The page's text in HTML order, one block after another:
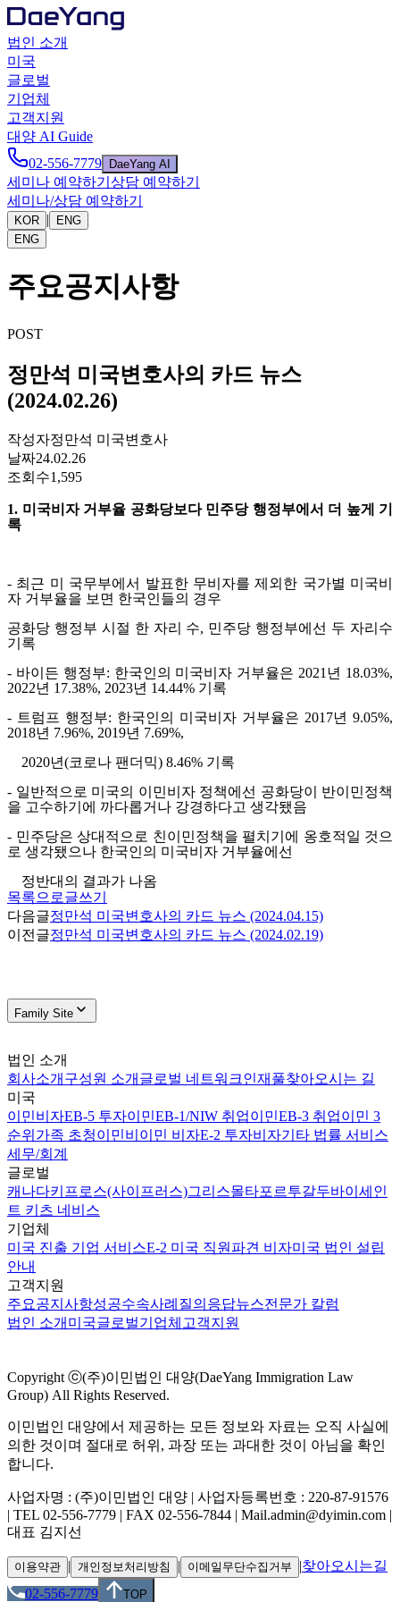
법인 소개
미국
글로벌
기업체
고객지원
대양 AI Guide
02-556-7779
DaeYang AI
세미나 예약하기 상담 예약하기
세미나/상담 예약하기
KOR |
ENG
ENG
주요공지사항
POST
정만석 미국변호사의 카드 뉴스
(2024.02.26)
작성자정만석 미국변호사
날짜24.02.26
조회수1,595
1. 미국비자 거부율 공화당보다 민주당 행정부에서 더 높게 기
록
- 최근 미 국무부에서 발표한 무비자를 제외한 국가별 미국비
자 거부율을 보면 한국인들의 경우
공화당 행정부 시절 한 자리 수, 민주당 행정부에선 두 자리수
기록
- 바이든 행정부: 한국인의 미국비자 거부율은 2021 년 18.03%,
2022년 17.38%, 2023년 14.44% 기록
- 트럼프 행정부: 한국인의 미국비자 거부율은 2017년 9.05%,
2018년 7.96%, 2019년 7.69%,
2020년(코로나 팬더믹) 8.46% 기록
- 일반적으로 미국의 이민비자 정책에선 공화당이 반이민정책
을 고수하기에 까다롭거나 강경하다고 생각됐음
- 민주당은 상대적으로 친이민정책을 펼치기에 옹호적일 것으
로 생각됐으나 한국인의 미국비자 거부율에선
정반대의 결과가 나옴
목록으로글쓰기
다음글정만석 미국변호사의 카드 뉴스 (2024.04.15)
이전글정만석 미국변호사의 카드 뉴스 (2024.02.19)
Family Site
법인 소개
회사소개 구성원 소개 글로벌 네트워크인재풀찾아오시는 길
미국
이민비자EB-5 투자이민EB-1/NIW 취업이민EB-3 취업이민 3
순위 가족 초청이민비이민 비자E-2 투자비자기타 법률 서비스
세무/회계
글로벌
캐나다키프로스(사이프러스)그리스몰타포르투갈두바이 세인
트 키츠 네비스
기업체
미국 진출 기업 서비스E-2 미국 직원파견 비자미국 법인 설립
안내
고객지원
주요공지사항성공수속사례 질의응답뉴스전문가 칼럼
법인 소개 미국글로벌기업체 고객지원
Copyright ⓒ(주)이민법인 대양(DaeYang Immigration Law
Group) All Rights Reserved.
이민법인 대양에서 제공하는 모든 정보와 자료는 오직 사실에
의한 것이며 절대로 허위, 과장 또는 과대한 것이 아님을 확인
합니다.
사업자명 : (주)이민법인 대양 | 사업자등록번호 : 220-87-91576
| TEL 02-556-7779 | FAX 02-556-7844 | Mail.admin@dyimin.com |
대표 김지선
이용약관 | 개인정보처리방침 | 이메일무단수집거부 |찾아오시는길
02-556-7779
TOP